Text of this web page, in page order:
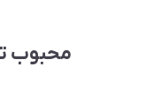
محبوب